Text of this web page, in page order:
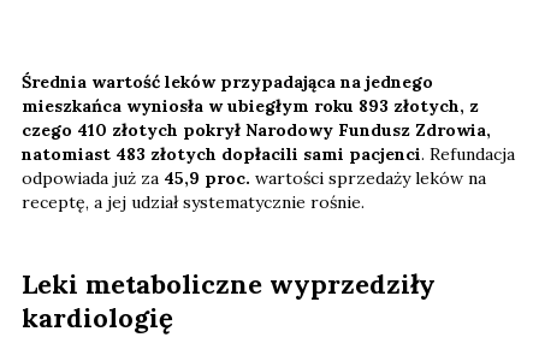
Średnia wartość leków przypadająca na jednego
mieszkańca wyniosła w ubiegłym roku 893 złotych, z
czego 410 złotych pokrył Narodowy Fundusz Zdrowia,
natomiast 483 złotych dopłacili sami pacjenci. Refundacja
odpowiada już za 45,9 proc. wartości sprzedaży leków na
receptę, a jej udział systematycznie rośnie.
Leki metaboliczne wyprzedziły
kardiologię